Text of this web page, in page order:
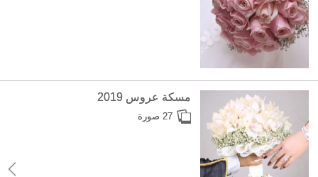
مسكة عروس 2019
27 صورة